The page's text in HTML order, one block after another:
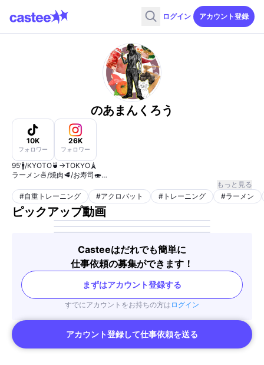
ログイン アカウント登録
のあまんくろう
10K
フォロワー
26K
フォロワー
95’🚹/KYOTO🍵→TOKYO🗼
ラーメン🍜/焼肉🥩/お寿司🍣
🎖️Tabelog Reviewer Award 2023 受賞
🎖️元芸人、筋トレもガチ🏋️
もっと見る
#自重トレーニング #アクロバット # トレーニング #ラーメン
ピックアップ動画
Casteeはだれでも簡単に
仕事依頼の募集ができます！
まずはアカウント登録する
すでにアカウントをお持ちの方は ログイン
アカウント登録して仕事依頼を送る